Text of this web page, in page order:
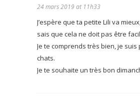
24 mars 2019 at 11h33
J’espère que ta petite Lili va
sais que cela ne doit pas être
Je te comprends très bien, je suis
chats.
Je te souhaite un très bon